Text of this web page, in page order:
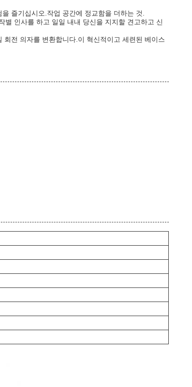
즐기십시오.작업 공간에 정교함을 더하는 것.
인사를 하고 일일 내내 당신을 지지할 견고하고 신
전 의자를 변환합니다.이 혁신적이고 세련된 베이스